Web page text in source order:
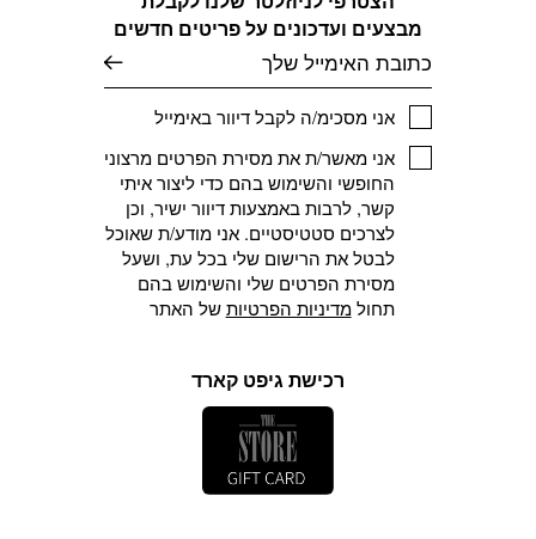
מבצעים ועדכונים על פריטים חדשים
אני מסכימ/ה לקבל דיוור באימייל
אני מאשר/ת את מסירת הפרטים מרצוני
החופשי והשימוש בהם כדי ליצור איתי
קשר, לרבות באמצעות דיוור ישיר, וכן
לצרכים סטטיסטיים. אני מודע/ת שאוכל
לבטל את הרישום שלי בכל עת, ושעל
מסירת הפרטים שלי והשימוש בהם
תחולמדיניות הפרטיותשל האתר
רכישת גיפט קארד